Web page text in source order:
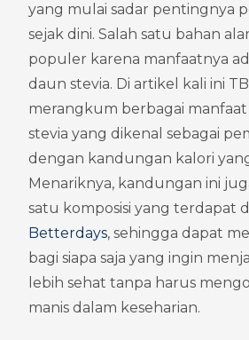
yang mulai sadar pentingnya
sejak dini. Salah satu bahan
populer karena manfaatnya
daun stevia. Di artikel kali ini
merangkum berbagai
stevia yang dikenal sebagai
dengan kandungan kalori
Menariknya, kandungan ini
Betterdays, sehingga dapat
bagi siapa saja yang ingin
lebih sehat tanpa harus
manis dalam keseharian.